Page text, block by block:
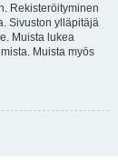
Rekisteröityminen
Sivuston ylläpitäjä
Muista lukea
Muista myös